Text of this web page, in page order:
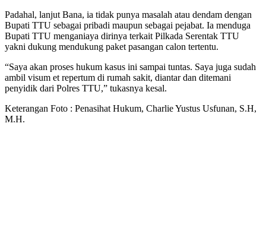
Padahal, lanjut Bana, ia tidak punya masalah atau dendam dengan
Bupati TTU sebagai pribadi maupun sebagai pejabat. Ia menduga
Bupati TTU menganiaya dirinya terkait Pilkada Serentak TTU
yakni dukung mendukung paket pasangan calon tertentu.
“Saya akan proses hukum kasus ini sampai tuntas. Saya juga sudah
ambil visum et repertum di rumah sakit, diantar dan ditemani
penyidik dari Polres TTU,” tukasnya kesal.
Keterangan Foto : Penasihat Hukum, Charlie Yustus Usfunan, S.H,
M.H.